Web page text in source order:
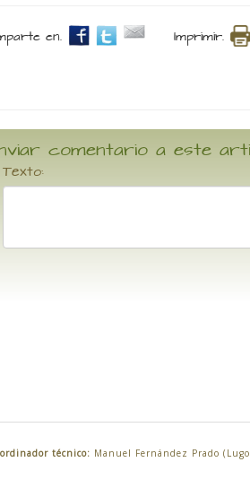
en. Imprimir.
comentario a este
Texto:
técnico: Manuel Fernández Prado